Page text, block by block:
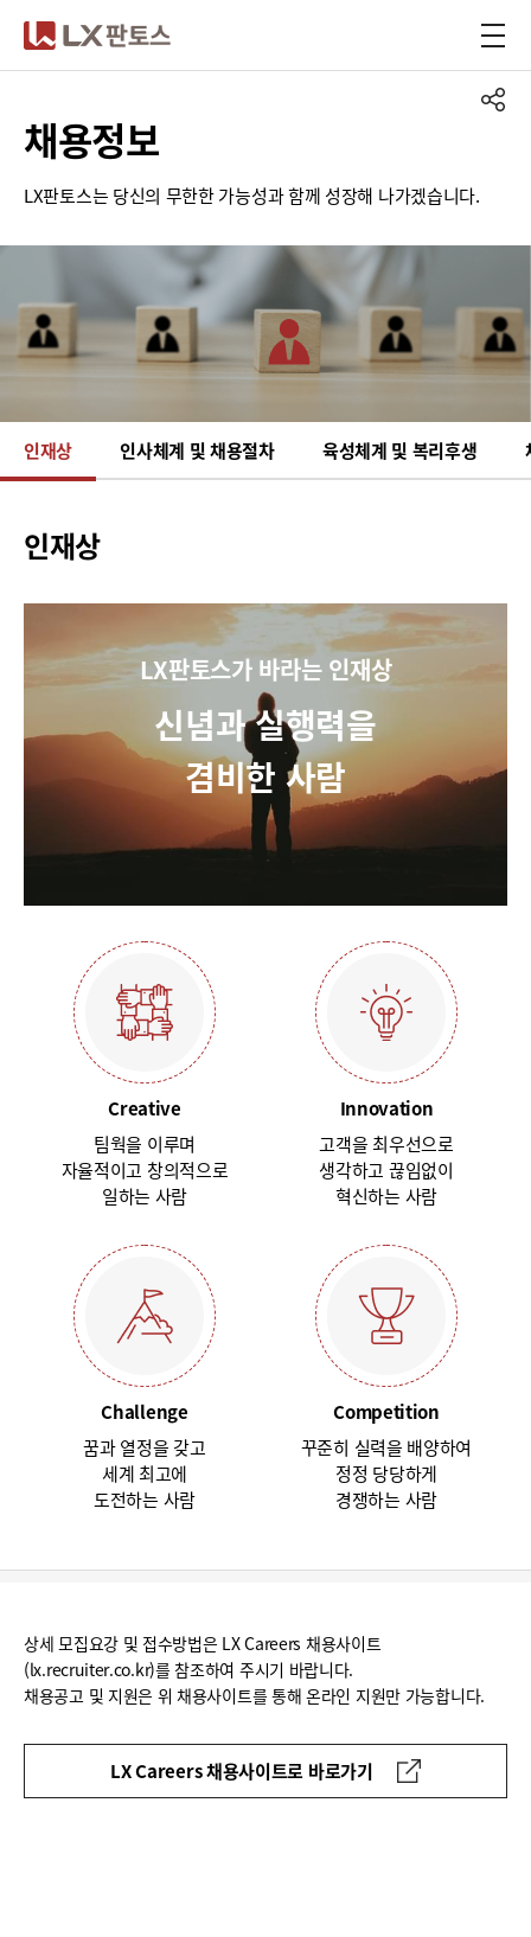
채용정보
LX판토스는 당신의 무한한 가능성과 함께 성장해 나가겠습니다.
인재상 인사체계 및 채용절차 육성체계 및 복리후생
인재상
LX판토스가 바라는 인재상
신념과 실행력을
겸비한 사람
Creative
팀웍을 이루며
자율적이고 창의적으로
일하는 사람
Innovation
고객을 최우선으로
생각하고 끊임없이
혁신하는 사람
Challenge
꿈과 열정을 갖고
세계 최고에
도전하는 사람
Competition
꾸준히 실력을 배양하여
정정 당당하게
경쟁하는 사람
상세 모집요강 및 접수방법은 LX Careers 채용사이트
(lx.recruiter.co.kr)를 참조하여 주시기 바랍니다.
채용공고 및 지원은 위 채용사이트를 통해 온라인 지원만 가능합니다.
LX Careers 채용사이트로 바로가기